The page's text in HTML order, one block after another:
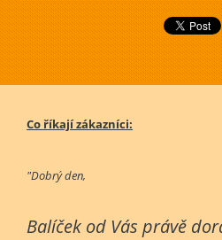
Co říkají zákazníci:
"Dobrý den,
Balíček od Vás právě